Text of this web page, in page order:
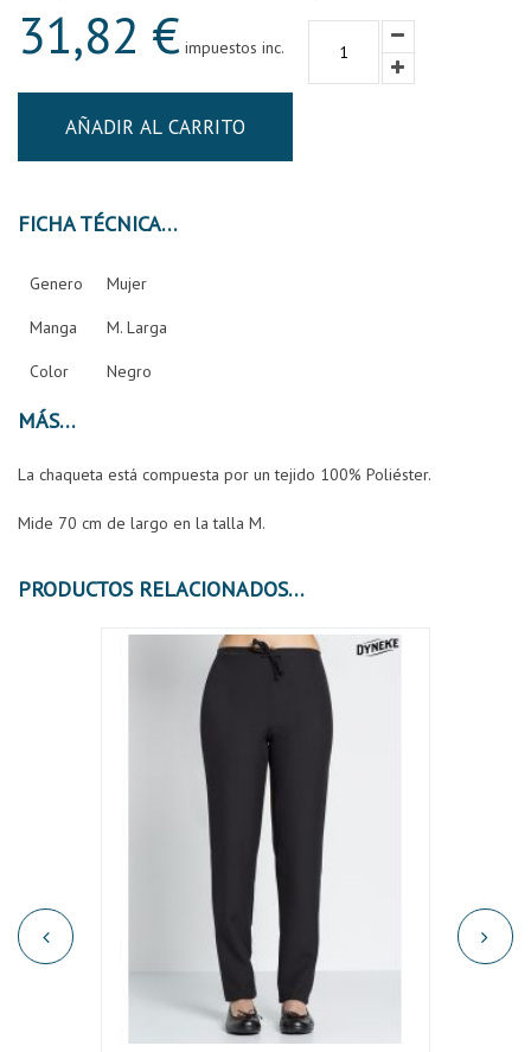
31,82 € impuestos inc.
AÑADIR AL CARRITO
FICHA TÉCNICA
Genero Mujer
Manga M. Larga
Color Negro
MÁS
La chaqueta está compuesta por un tejido 100% Poliéster.
Mide 70 cm de largo en la talla M.
PRODUCTOS RELACIONADOS